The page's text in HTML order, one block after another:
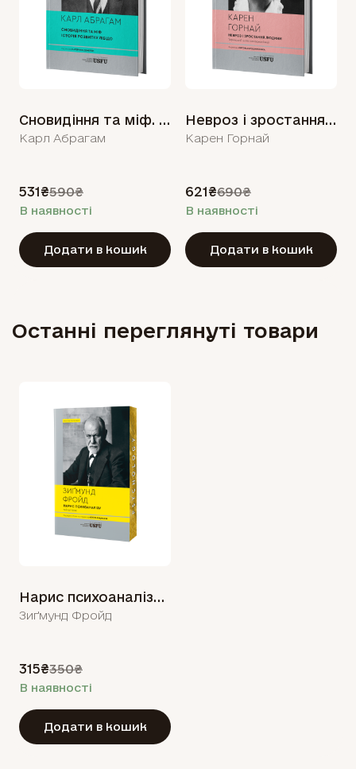
Сновидіння та міф. Дослідження психології народів
Карл Абрагам
531₴590₴
В наявності
Додати в кошик
Невроз і зростання людини
Карен Горнай
621₴690₴
В наявності
Додати в кошик
Останні переглянуті товари
Нарис психоаналізу та інші праці
Зиґмунд Фройд
315₴350₴
В наявності
Додати в кошик